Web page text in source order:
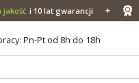
jakość i 10 lat gwarancji
Pn-Pt od 8h do 18h